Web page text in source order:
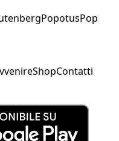
PopotusPop
ShopContatti